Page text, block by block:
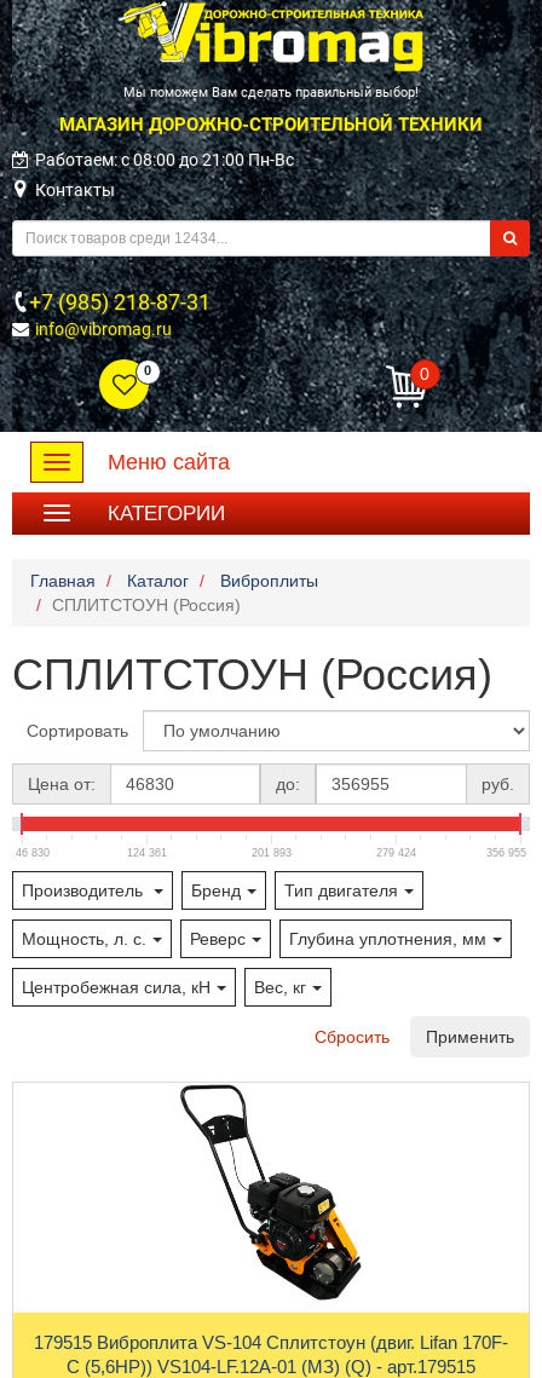
Мы поможем Вам сделать правильный выбор!
МАГАЗИН ДОРОЖНО-СТРОИТЕЛЬНОЙ ТЕХНИКИ
Работаем: c 08:00 до 21:00 Пн-Вс
Контакты
+7 (985) 218-87-31
info@vibromag.ru
0 0
Toggle
navigation
Меню сайта
КАТЕГОРИИ
Главная Каталог
Виброплиты
СПЛИТСТОУН (Россия)
СПЛИТСТОУН (Россия)
Сортировать
Цена от: до: руб.
46 830 124 361 201 893 279 424 356 955
Производитель Бренд Тип двигателя
Мощность, л. с. Реверс Глубина уплотнения, мм
Центробежная сила, кН Вес, кг
Сбросить Применить
179515 Виброплита VS-104 Сплитстоун (двиг. Lifan 170F-
C (5,6HP)) VS104-LF.12A-01 (МЗ) (Q) - арт.179515